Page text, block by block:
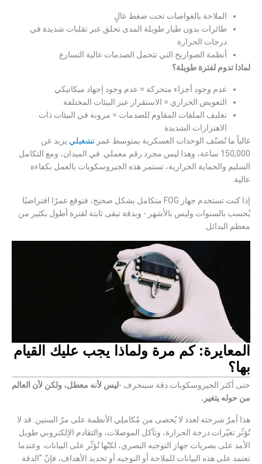
الملاحة بالغواصات تحت ضغط عالٍ
طائرات بدون طيار طويلة المدى تحلق عبر تقلبات شديدة في
درجات الحرارة
أنظمة الصواريخ التي تتحمل الصدمات عالية التسارع
لماذا تدوم لفترة طويلة؟
عدم وجود أجزاء متحركة = عدم وجود إجهاد ميكانيكي
التعويض الحراري = الاستقرار عبر البيئات المختلفة
تغليف الملفات المقاوم للصدمات = مرونة في البيئات ذات
الاهتزازات الشديدة
غالباً ما تُصنّف الوحدات العسكرية بمتوسط ​​عمر تشغيلي يزيد عن
150,000 ساعة، وهذا ليس مجرد رقم معملي. في الميدان، ومع التكامل
السليم والحماية الحرارية، تستمر هذه الجيروسكوبات بالعمل بكفاءة
عالية.
إذا كنت تستخدم جهاز FOG متكامل بشكل صحيح، فتوقع عمرًا افتراضيًا
يُحسب بالسنوات وليس بالأشهر - وبدقة تبقى ثابتة لفترة أطول بكثير من
معظم البدائل.
المعايرة: كم مرة ولماذا يجب عليك القيام
بها؟
حتى أكثر الجيروسكوبات دقة سينحرف -ليس لأنه معطل، ولكن لأن العالم
من حوله يتغير.
هذا أمرٌ شرحته لعدد لا يُحصى من مُكاملِي الأنظمة على مرّ السنين. قد لا
تُؤثّر تغيّرات درجة الحرارة، وتآكل الموصلات، والتقادم الإلكتروني طويل
الأمد على بصريات جهاز التوجيه البصري، لكنّها تُؤثّر على البيانات. وعندما
تعتمد على هذه البيانات للملاحة أو التوجيه أو تحديد الأهداف، فإنّ "الدقة